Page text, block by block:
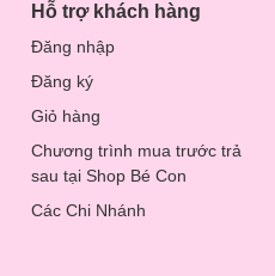
Hỗ trợ khách hàng
Đăng nhập
Đăng ký
Giỏ hàng
Chương trình mua trước trả
sau tại Shop Bé Con
Các Chi Nhánh